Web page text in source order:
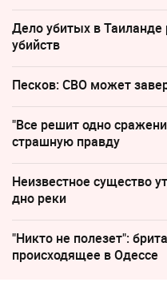
Дело убитых в Таиланде
убийств
Песков: СВО может
"Все решит одно
страшную правду
Неизвестное существо
дно реки
"Никто не полезет":
происходящее в Одессе